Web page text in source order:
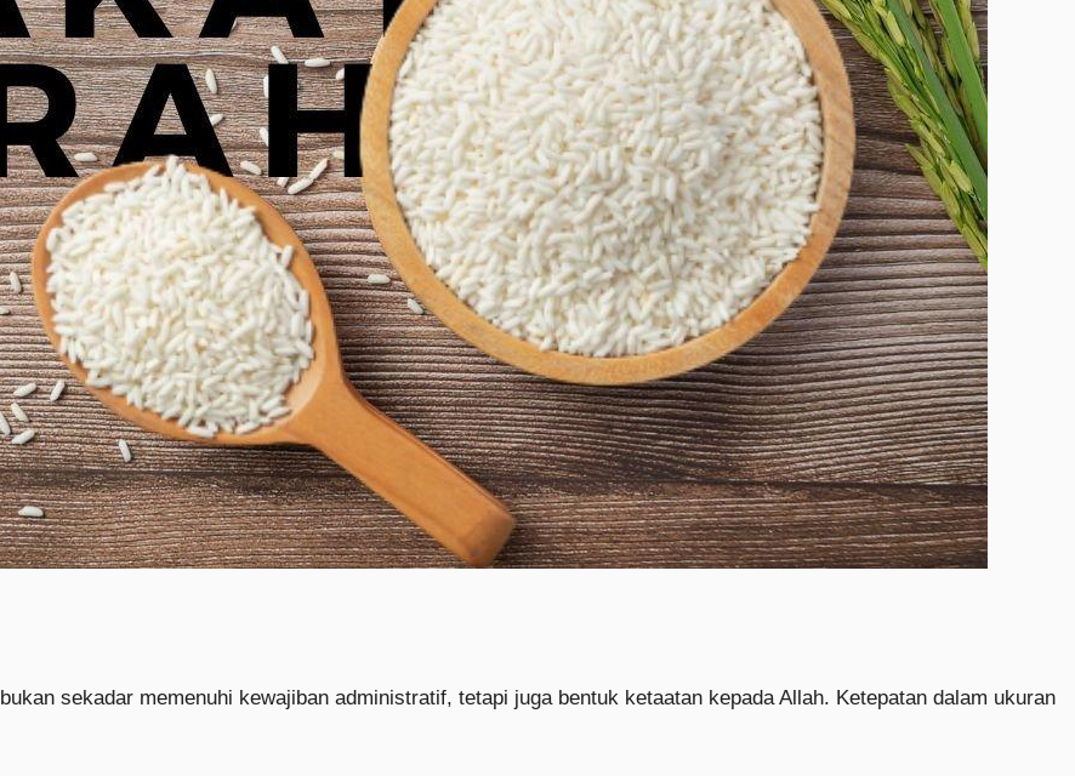
bukan sekadar memenuhi kewajiban administratif, tetapi juga bentuk ketaatan kepada Allah. Ketepatan dalam ukuran